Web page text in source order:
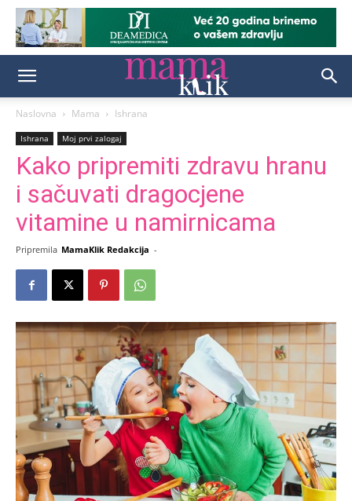
Naslovna Mama Ishrana
Ishrana Moj prvi zalogaj
Kako pripremiti zdravu hranu
i sačuvati dragocjene
vitamine u namirnicama
Pripremila MamaKlik Redakcija -